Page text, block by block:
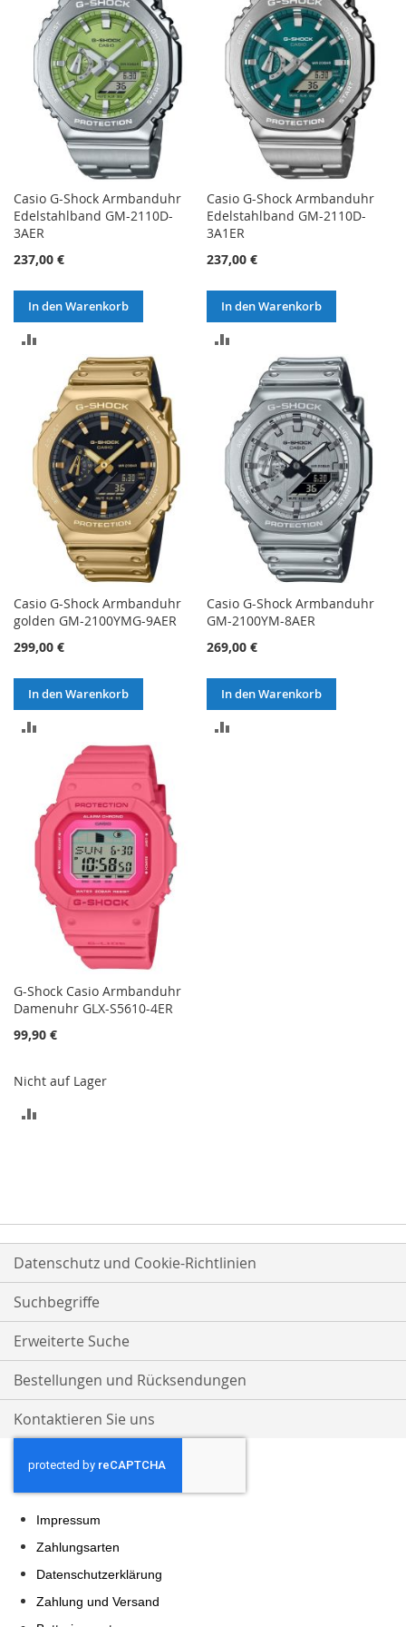
Casio G-Shock Armbanduhr
Edelstahlband GM-2110D-
3AER
237,00 €
In den Warenkorb
VERGLEICHSLISTE
HINZUFÜGEN
Casio G-Shock Armbanduhr
Edelstahlband GM-2110D-
3A1ER
237,00 €
In den Warenkorb
VERGLEICHSLISTE
HINZUFÜGEN
Casio G-Shock Armbanduhr
golden GM-2100YMG-9AER
299,00 €
In den Warenkorb
VERGLEICHSLISTE
HINZUFÜGEN
Casio G-Shock Armbanduhr
GM-2100YM-8AER
269,00 €
In den Warenkorb
G-Shock Casio Armbanduhr
Damenuhr GLX-S5610-4ER
99,90 €
Nicht auf Lager
Datenschutz und Cookie-Richtlinien
Suchbegriffe
Erweiterte Suche
Bestellungen und Rücksendungen
Kontaktieren Sie uns
Impressum
Zahlungsarten
Datenschutzerklärung
Zahlung und Versand